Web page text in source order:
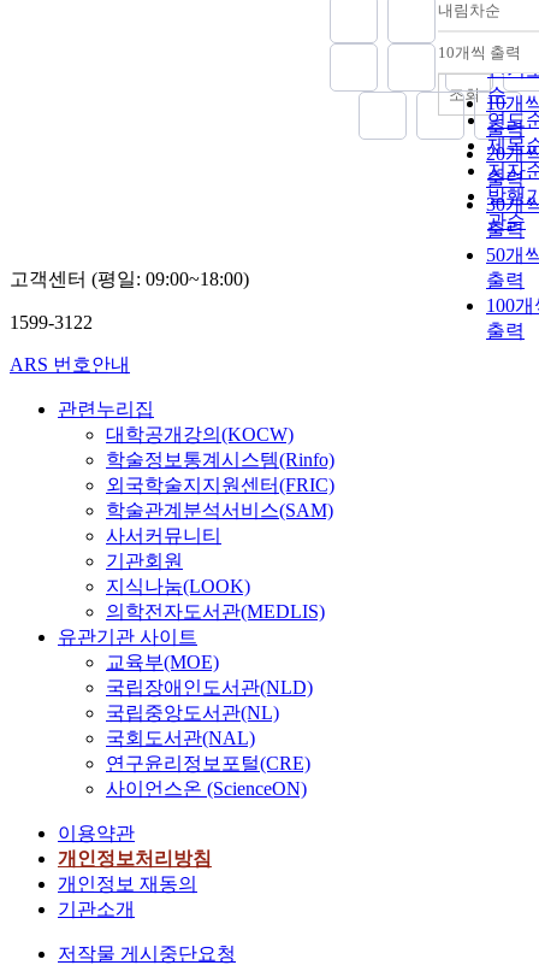
정확
순
인기
순
연도
제목
저자
발행
관순
내림차순
내림
10개씩 출력
10개
출력
20개
출력
30개
출력
50개
출력
100개
출력
조회
고객센터 (평일: 09:00~18:00)
1599-3122
ARS 번호안내
관련누리집
대학공개강의(KOCW)
학술정보통계시스템(Rinfo)
외국학술지지원센터(FRIC)
학술관계분석서비스(SAM)
사서커뮤니티
기관회원
지식나눔(LOOK)
의학전자도서관(MEDLIS)
유관기관 사이트
교육부(MOE)
국립장애인도서관(NLD)
국립중앙도서관(NL)
국회도서관(NAL)
연구윤리정보포털(CRE)
사이언스온 (ScienceON)
이용약관
개인정보처리방침
개인정보 재동의
기관소개
저작물 게시중단요청